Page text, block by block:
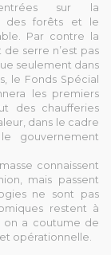
sur la
des forêts et le
Par contre la
serre n’est pas
seulement dans
le Fonds Spécial
les premiers
des chaufferies
dans le cadre
gouvernement
connaissent
mais passent
ne sont pas
restent à
on a coutume de
opérationnelle.